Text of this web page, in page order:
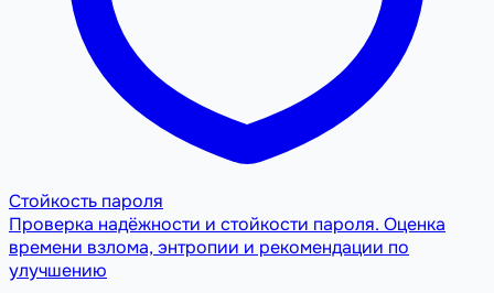
Стойкость пароля
Проверка надёжности и стойкости пароля. Оценка
времени взлома, энтропии и рекомендации по
улучшению